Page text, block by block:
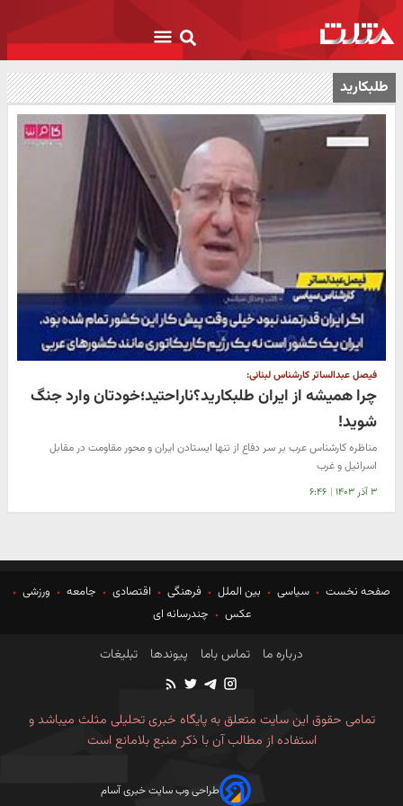
طلبکارید
فیصل عبدالساتر کارشناس لبنانی:
چرا همیشه از ایران طلبکارید؟ناراحتید؛خودتان وارد جنگ
شوید!
مناظره کارشناس عرب بر سر دفاع از تنها ایستادن ایران و محور مقاومت در مقابل
اسرائیل و غرب
۳ آذر ۱۴۰۳ | ۶:۴۶
صفحه نخست سیاسی بین الملل فرهنگی اقتصادی جامعه
ورزشی
عکس
چندرسانه ای
درباره ما تماس باما پیوندها تبلیغات
تمامی حقوق این سایت متعلق به پایگاه خبری تحلیلی مثلث میباشد و
استفاده از مطالب آن با ذکر منبع بلامانع است
طراحی وب سایت خبری آسام